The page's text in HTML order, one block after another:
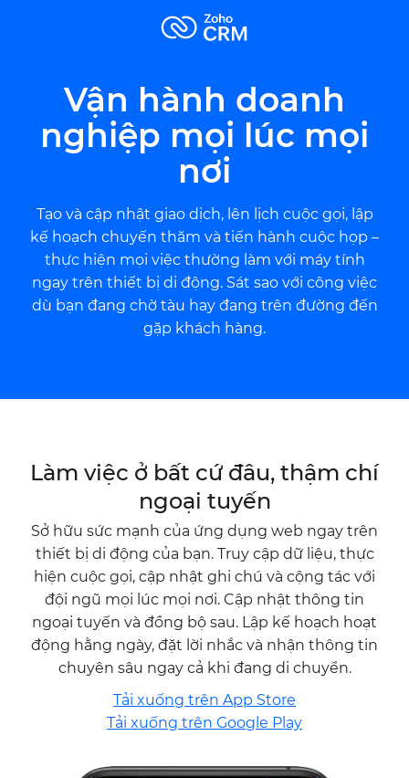
Vận hành doanh
nghiệp mọi lúc mọi
nơi
Tạo và cập nhật giao dịch, lên lịch cuộc gọi, lập
kế hoạch chuyến thăm và tiến hành cuộc họp –
thực hiện mọi việc thường làm với máy tính
ngay trên thiết bị di động. Sát sao với công việc
dù bạn đang chờ tàu hay đang trên đường đến
gặp khách hàng.
Làm việc ở bất cứ đâu, thậm chí
ngoại tuyến
Sở hữu sức mạnh của ứng dụng web ngay trên
thiết bị di động của bạn. Truy cập dữ liệu, thực
hiện cuộc gọi, cập nhật ghi chú và cộng tác với
đội ngũ mọi lúc mọi nơi. Cập nhật thông tin
ngoại tuyến và đồng bộ sau. Lập kế hoạch hoạt
động hằng ngày, đặt lời nhắc và nhận thông tin
chuyên sâu ngay cả khi đang di chuyển.
Tải xuống trên App Store
Tải xuống trên Google Play